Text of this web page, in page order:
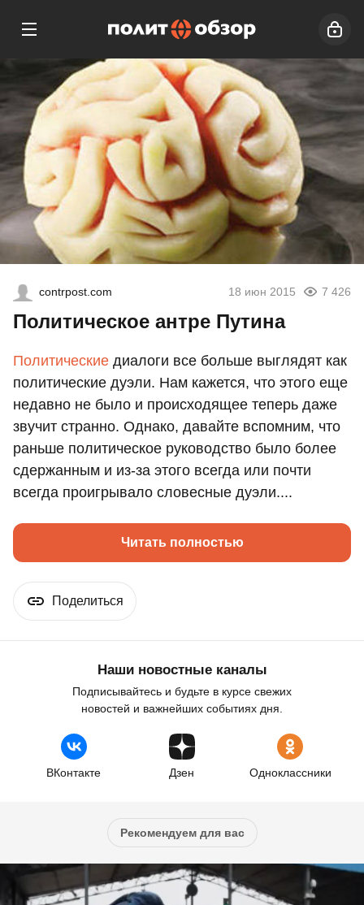
contrpost.com 18 июн 2015 7 426
Политическое антре Путина
Политические диалоги все больше выглядят как
политические дуэли. Нам кажется, что этого еще
недавно не было и происходящее теперь даже
звучит странно. Однако, давайте вспомним, что
раньше политическое руководство было более
сдержанным и из-за этого всегда или почти
всегда проигрывало словесные дуэли....
Читать полностью
Поделиться
Наши новостные каналы
Подписывайтесь и будьте в курсе свежих
новостей и важнейших событиях дня.
ВКонтакте Дзен Одноклассники
Рекомендуем для вас